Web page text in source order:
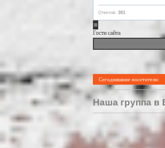
Ответов: 381
Гости сайта
Сегодняшние посетители:
Наша группа в